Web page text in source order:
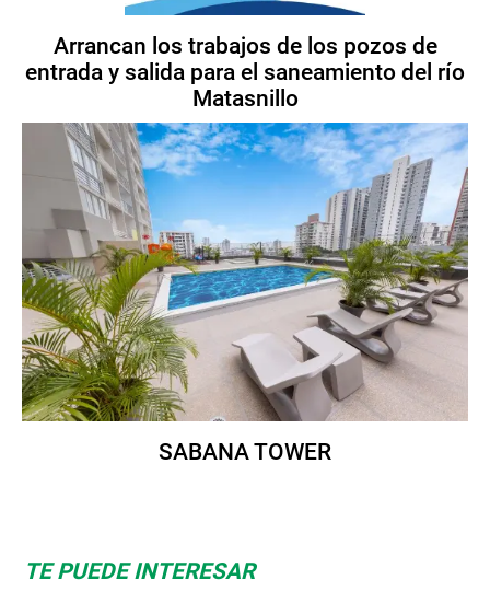
Arrancan los trabajos de los pozos de
entrada y salida para el saneamiento del río
Matasnillo
SABANA TOWER
TE PUEDE INTERESAR